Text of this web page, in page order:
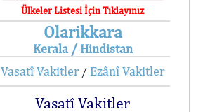
Ülkeler Listesi İçin Tıklayınız
Olarikkara
Kerala / Hindistan
Vasatî Vakitler/ Ezânî Vakitler
Vasatî Vakitler